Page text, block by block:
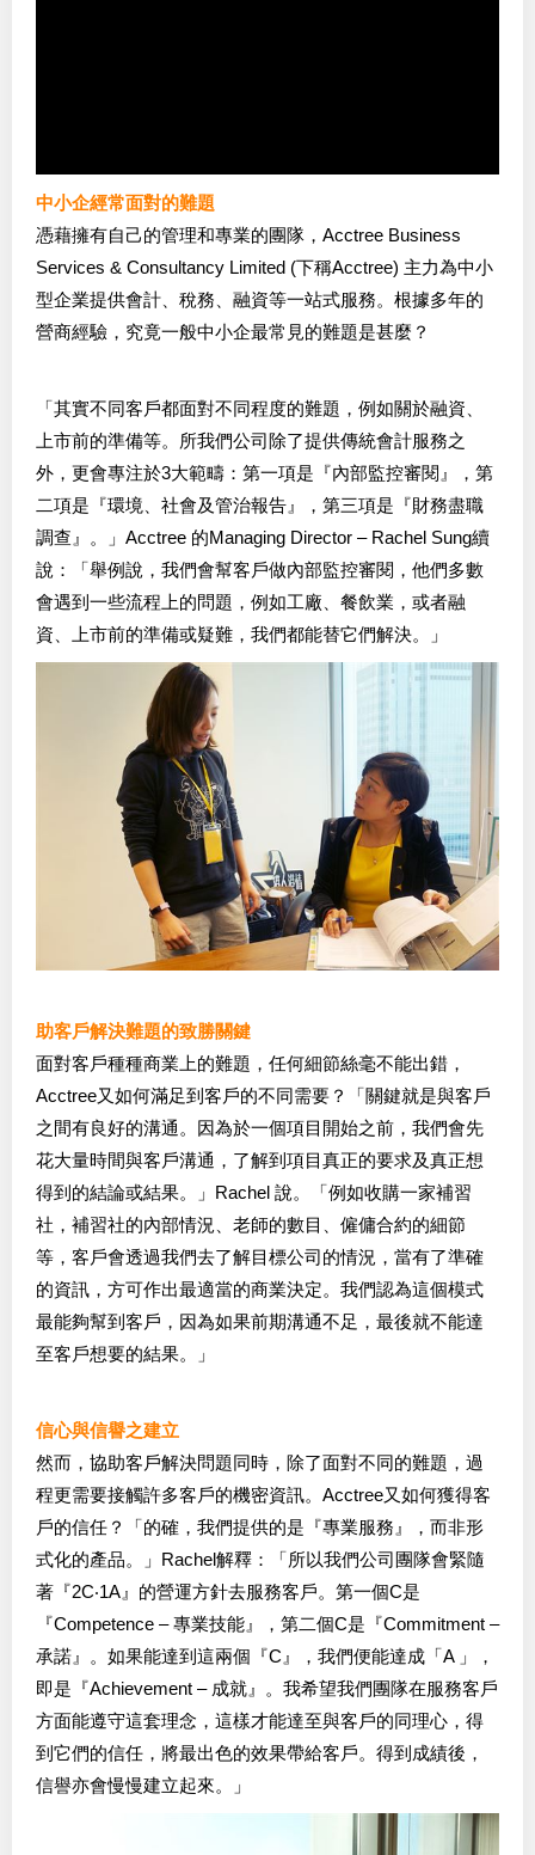
中小企經常面對的難題
憑藉擁有自己的管理和專業的團隊，Acctree Business
Services & Consultancy Limited (下稱Acctree) 主力為中小
型企業提供會計、稅務、融資等一站式服務。根據多年的
營商經驗，究竟一般中小企最常見的難題是甚麼？
「其實不同客戶都面對不同程度的難題，例如關於融資、
上市前的準備等。所我們公司除了提供傳統會計服務之
外，更會專注於3大範疇：第一項是『內部監控審閱』，第
二項是『環境、社會及管治報告』，第三項是『財務盡職
調查』。」Acctree 的Managing Director – Rachel Sung續
說：「舉例說，我們會幫客戶做內部監控審閱，他們多數
會遇到一些流程上的問題，例如工廠、餐飲業，或者融
資、上市前的準備或疑難，我們都能替它們解決。」
助客戶解決難題的致勝關鍵
面對客戶種種商業上的難題，任何細節絲毫不能出錯，
Acctree又如何滿足到客戶的不同需要？「關鍵就是與客戶
之間有良好的溝通。因為於一個項目開始之前，我們會先
花大量時間與客戶溝通，了解到項目真正的要求及真正想
得到的結論或結果。」Rachel 說。「例如收購一家補習
社，補習社的內部情況、老師的數目、僱傭合約的細節
等，客戶會透過我們去了解目標公司的情況，當有了準確
的資訊，方可作出最適當的商業決定。我們認為這個模式
最能夠幫到客戶，因為如果前期溝通不足，最後就不能達
至客戶想要的結果。」
信心與信譽之建立
然而，協助客戶解決問題同時，除了面對不同的難題，過
程更需要接觸許多客戶的機密資訊。Acctree又如何獲得客
戶的信任？「的確，我們提供的是『專業服務』，而非形
式化的產品。」Rachel解釋：「所以我們公司團隊會緊隨
著『2C‧1A』的營運方針去服務客戶。第一個C是
『Competence – 專業技能』，第二個C是『Commitment –
承諾』。如果能達到這兩個『C』，我們便能達成「A 」，
即是『Achievement – 成就』。我希望我們團隊在服務客戶
方面能遵守這套理念，這樣才能達至與客戶的同理心，得
到它們的信任，將最出色的效果帶給客戶。得到成績後，
信譽亦會慢慢建立起來。」